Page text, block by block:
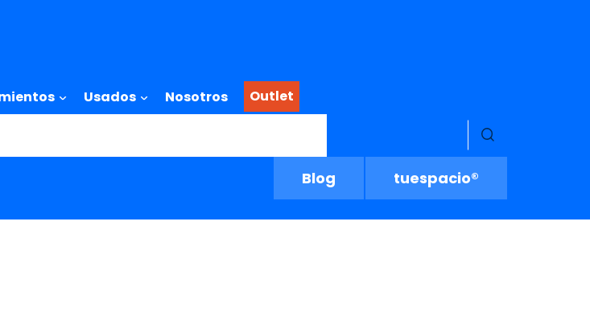
Usados Nosotros Outlet
Menú
Blog tuespacio®